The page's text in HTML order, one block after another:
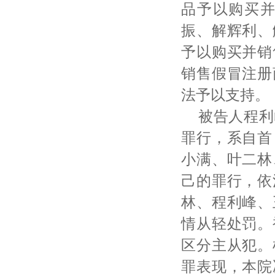
品予以购买
振、解辉利
予以购买并
销售假冒注
法予以支持。
被告人程
罪行，系自
小满、叶二
己的罪行，
林、程利峰
情从轻处罚
区分主从犯
罪表现，本